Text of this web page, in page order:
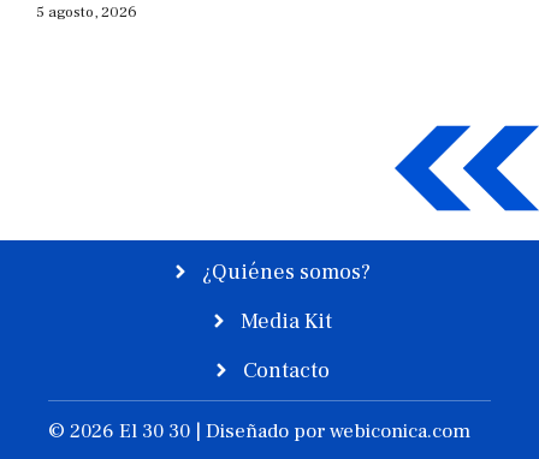
5 agosto, 2026
¿Quiénes somos?
Media Kit
Contacto
© 2026 El 30 30 | Diseñado porwebiconica.com